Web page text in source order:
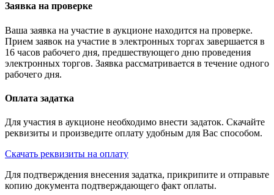
Заявка на проверке
Ваша заявка на участие в аукционе находится на проверке.
Прием заявок на участие в электронных торгах завершается в
16 часов рабочего дня, предшествующего дню проведения
электронных торгов. Заявка рассматривается в течение одного
рабочего дня.
Оплата задатка
Для участия в аукционе необходимо внести задаток. Скачайте
реквизиты и произведите оплату удобным для Вас способом.
Скачать реквизиты на оплату
Для подтверждения внесения задатка, прикрипите и отправьте
копию документа подтверждающего факт оплаты.